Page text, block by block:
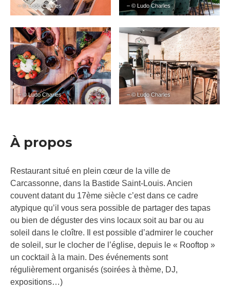
– © Ludo Charles – © Ludo Charles
– © Ludo Charles – © Ludo Charles
À propos
Restaurant situé en plein cœur de la ville de
Carcassonne, dans la Bastide Saint-Louis. Ancien
couvent datant du 17ème siècle c’est dans ce cadre
atypique qu’il vous sera possible de partager des tapas
ou bien de déguster des vins locaux soit au bar ou au
soleil dans le cloître. Il est possible d’admirer le coucher
de soleil, sur le clocher de l’église, depuis le « Rooftop »
un cocktail à la main. Des événements sont
régulièrement organisés (soirées à thème, DJ,
expositions…)